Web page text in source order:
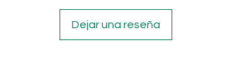
Dejar una reseña